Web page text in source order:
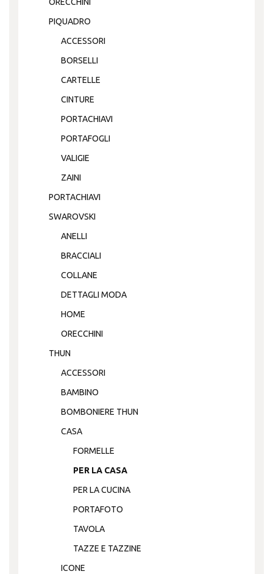
ORECCHINI
PIQUADRO
ACCESSORI
BORSELLI
CARTELLE
CINTURE
PORTACHIAVI
PORTAFOGLI
VALIGIE
ZAINI
PORTACHIAVI
SWAROVSKI
ANELLI
BRACCIALI
COLLANE
DETTAGLI MODA
HOME
ORECCHINI
THUN
ACCESSORI
BAMBINO
BOMBONIERE THUN
CASA
FORMELLE
PER LA CASA
PER LA CUCINA
PORTAFOTO
TAVOLA
TAZZE E TAZZINE
ICONE